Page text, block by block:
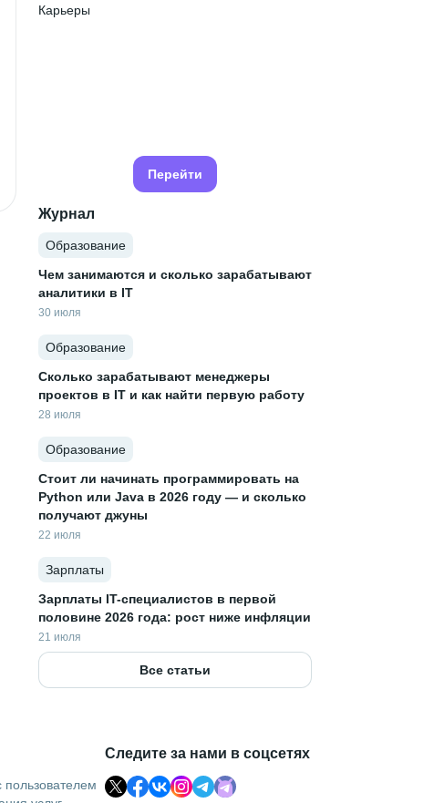
Карьеры
Перейти
Журнал
Образование
Чем занимаются и сколько зарабатывают
аналитики в IT
30 июля
Образование
Сколько зарабатывают менеджеры
проектов в IT и как найти первую работу
28 июля
Образование
Стоит ли начинать программировать на
Python или Java в 2026 году — и сколько
получают джуны
22 июля
Зарплаты
Зарплаты IT-специалистов в первой
половине 2026 года: рост ниже инфляции
21 июля
Все статьи
Следите за нами в соцсетях